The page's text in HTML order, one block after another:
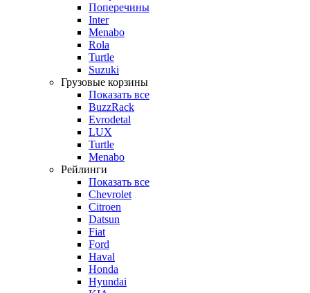
Поперечины
Inter
Menabo
Rola
Turtle
Suzuki
Грузовые корзины
Показать все
BuzzRack
Evrodetal
LUX
Turtle
Menabo
Рейлинги
Показать все
Chevrolet
Citroen
Datsun
Fiat
Ford
Haval
Honda
Hyundai